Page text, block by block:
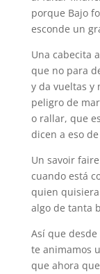
porque Bajo
esconde un
Una cabecita
que no para
y da vueltas y
peligro de
o rallar, que
dicen a eso
Un savoir
cuando está
quien
algo de tanta
Así que desde
te animamos
que ahora